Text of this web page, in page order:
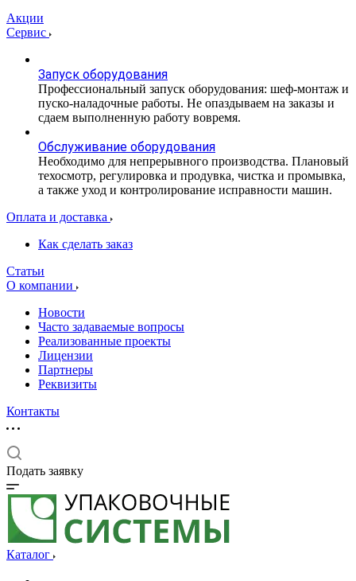
Акции
Сервис
Запуск оборудования
Профессиональный запуск оборудования: шеф-монтаж и
пуско-наладочные работы. Не опаздываем на заказы и
сдаем выполненную работу вовремя.
Обслуживание оборудования
Необходимо для непрерывного производства. Плановый
техосмотр, регулировка и продувка, чистка и промывка,
а также уход и контролирование исправности машин.
Оплата и доставка
Как сделать заказ
Статьи
О компании
Новости
Часто задаваемые вопросы
Реализованные проекты
Лицензии
Партнеры
Реквизиты
Контакты
Подать заявку
Каталог